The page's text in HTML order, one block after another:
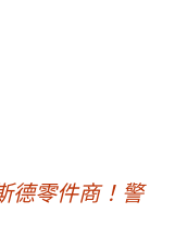
德零件商！警